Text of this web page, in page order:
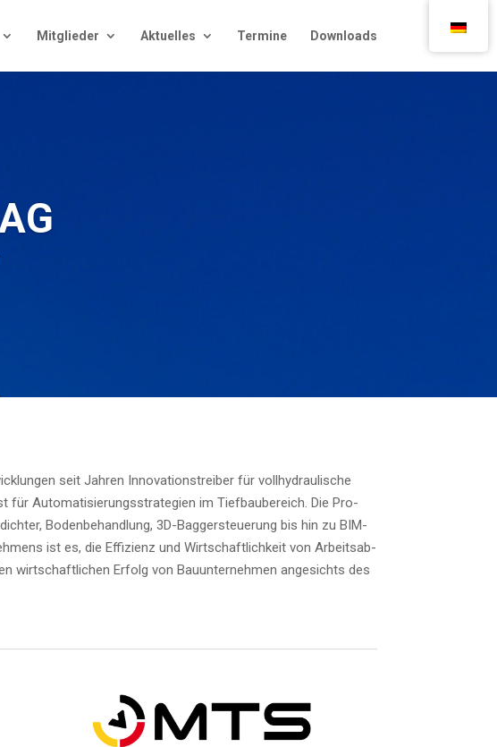
Mit­glie­der Aktu­el­les Ter­mi­ne Down­loads
seit Jah­ren Inno­va­ti­ons­trei­ber für voll­hy­drau­li­sche
für Auto­ma­ti­sie­rungs­stra­te­gien im Tief­bau­be­reich. Die Pro­
Boden­be­hand­lung, 3D-Bag­ger­steue­rung bis hin zu BIM-
ist es, die Effi­zi­enz und Wirt­schaft­lich­keit von Arbeits­ab­
wirt­schaft­li­chen Erfolg von Bau­un­ter­neh­men ange­sichts des